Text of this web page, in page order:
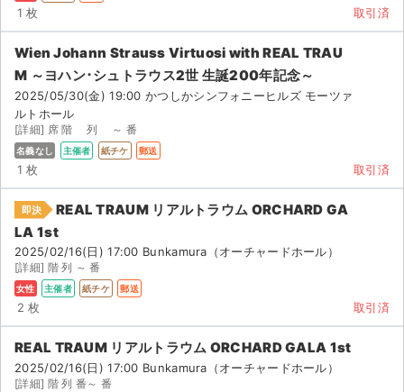
チケットジャム利用規約
プライバシーポリシー
特定商取引法に基づく表記
公演登録依頼
不正転売禁止法について
チケットジャムの取り組み
音楽情報
1 枚 取引済
Wien Johann Strauss Virtuosi with REAL TRAU
M ～ヨハン･シュトラウス2世 生誕200年記念～
2025/05/30(金) 19:00 かつしかシンフォニーヒルズ モーツァ
ルトホール
[詳細] 席 階 列 ～ 番
名義なし 主催者 紙チケ 郵送
1 枚 取引済
即決
REAL TRAUM リアルトラウム ORCHARD GA
LA 1st
2025/02/16(日) 17:00 Bunkamura（オーチャードホール）
[詳細] 階 列 ～ 番
女性 主催者 紙チケ 郵送
2 枚 取引済
REAL TRAUM リアルトラウム ORCHARD GALA 1st
2025/02/16(日) 17:00 Bunkamura（オーチャードホール）
[詳細] 階 列 番～ 番